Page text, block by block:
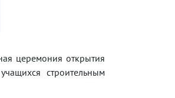
церемония открытия
строительным